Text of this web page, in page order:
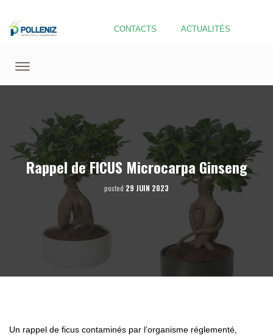
CONTACTS ACTUALITÉS
Rappel de FICUS Microcarpa Ginseng
posted 29 JUIN 2023
Un rappel de ficus contaminés par l’organisme réglementé,